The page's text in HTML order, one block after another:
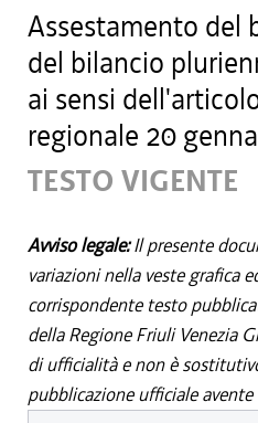
Assestamento del
del bilancio
ai sensi
regionale 20
TESTO VIGENTE
Avviso legale:Il presente
variazioni nella veste grafica
corrispondente testo
della Regione Friuli Venezia
di ufficialità e non è
pubblicazione ufficiale avente